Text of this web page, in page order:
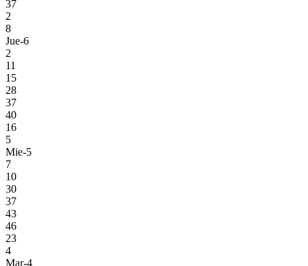
37
2
8
Jue-6
2
11
15
28
37
40
16
5
Mie-5
7
10
30
37
43
46
23
4
Mar-4